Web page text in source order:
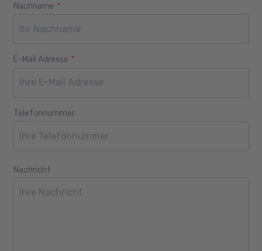
Nachname *
E-Mail Adresse *
Telefonnummer
Nachricht